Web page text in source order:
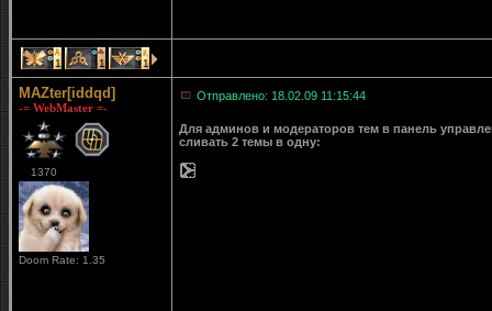
1 1 1
MAZter[iddqd]
-= WebMaster =-
1370
Doom Rate: 1.35
Отправлено: 18.02.09 11:15:44
Для админов и модераторов тем в панель
сливать 2 темы в одну: